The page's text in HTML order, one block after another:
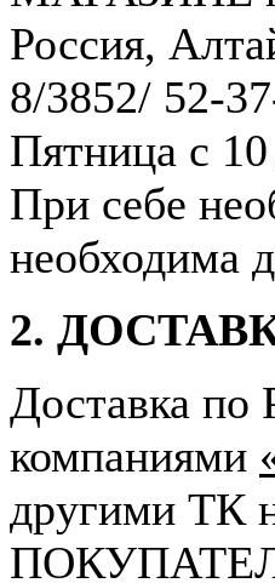
Россия,
8/3852/ 52-
Пятница с
При себе
необходима
2.
Доставка по
компаниями
другими ТК